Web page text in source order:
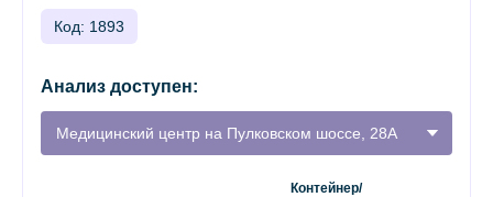
Код: 1893
Анализ доступен:
Медицинский центр на Пулковском шоссе, 28А
Контейнер/